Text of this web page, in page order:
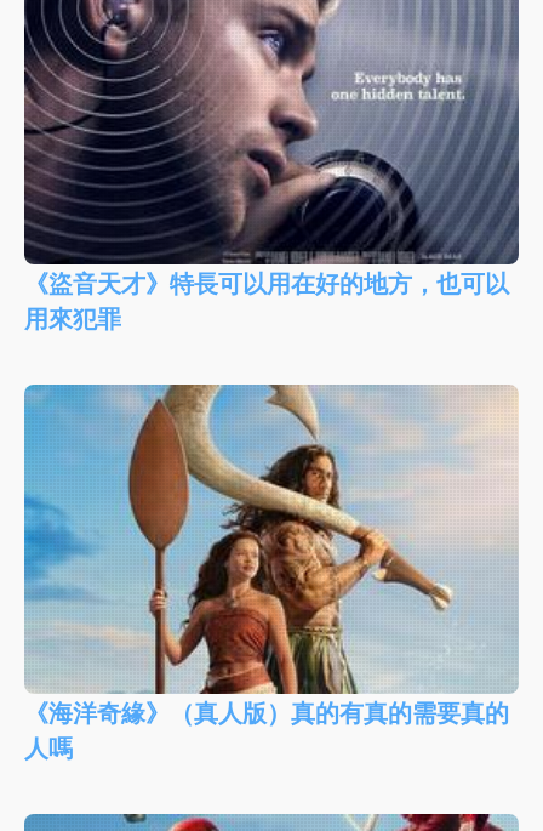
《盜音天才》特長可以用在好的地方，也可以
用來犯罪
《海洋奇緣》（真人版）真的有真的需要真的
人嗎